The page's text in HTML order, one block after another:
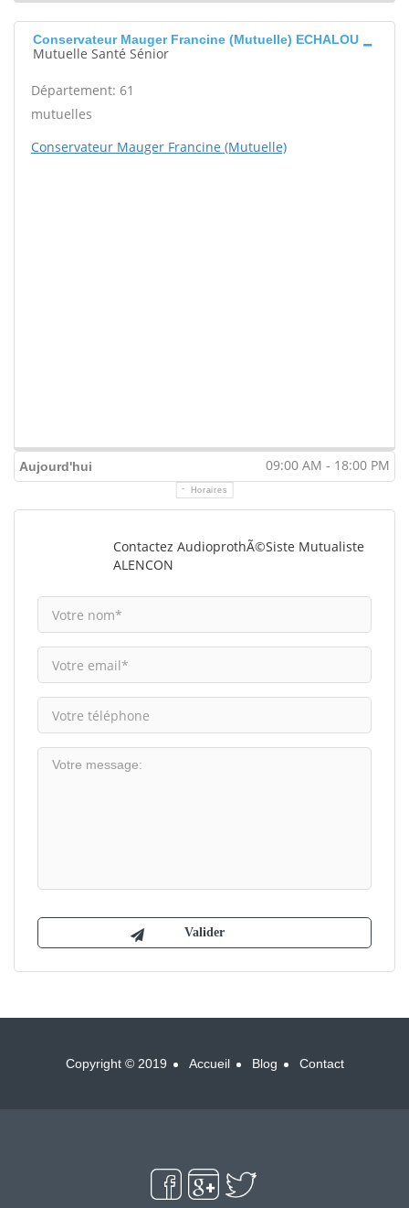
Conservateur Mauger Francine (Mutuelle) ECHALOU
Mutuelle Santé Sénior
Département: 61
mutuelles
Conservateur Mauger Francine (Mutuelle)
Aujourd'hui 09:00 AM - 18:00 PM
Horaires
Contactez AudioprothÃ©siste Mutualiste
ALENCON
Copyright © 2019 Accueil Blog Contact